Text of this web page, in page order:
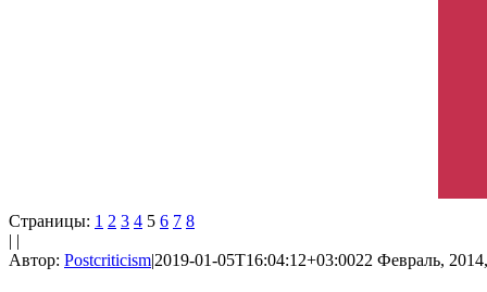
Страницы: 1 2 3 4 5 6 7 8
| |
Автор: Postcriticism|2019-01-05T16:04:12+03:0022 Февраль,